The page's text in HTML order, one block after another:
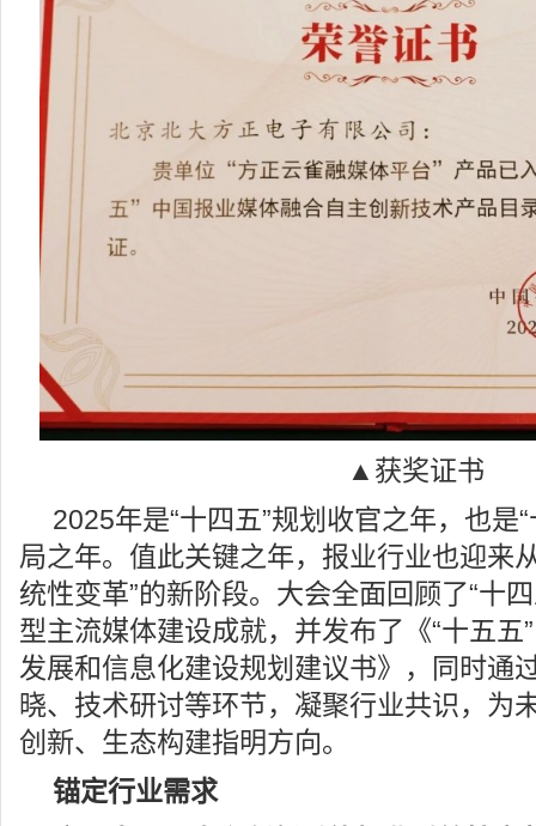
▲获奖证书
2025年是“十四五”规划收官之年，也是
局之年。值此关键之年，报业行业也迎来
统性变革”的新阶段。大会全面回顾了“十
型主流媒体建设成就，并发布了《“十五五
发展和信息化建设规划建议书》，同时通
晓、技术研讨等环节，凝聚行业共识，为
创新、生态构建指明方向。
锚定行业需求